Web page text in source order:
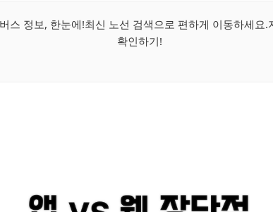
스 정보, 한눈에!최신 노선 검색으로 편하게 이동하세요.
확인하기!